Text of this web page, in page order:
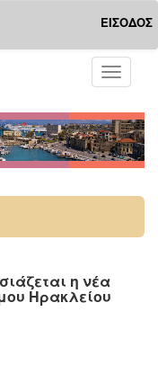
ΕΙΣΟΔΟΣ
Toggle
η νέα
Ηρακλείου